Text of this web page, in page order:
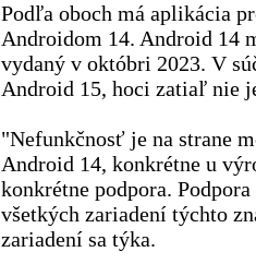
Podľa oboch má aplikácia
Androidom 14. Android 14
vydaný v októbri 2023. V
Android 15, hoci zatiaľ nie
"Nefunkčnosť je na strane
Android 14, konkrétne u
konkrétne podpora.
všetkých zariadení týchto
zariadení sa týka.